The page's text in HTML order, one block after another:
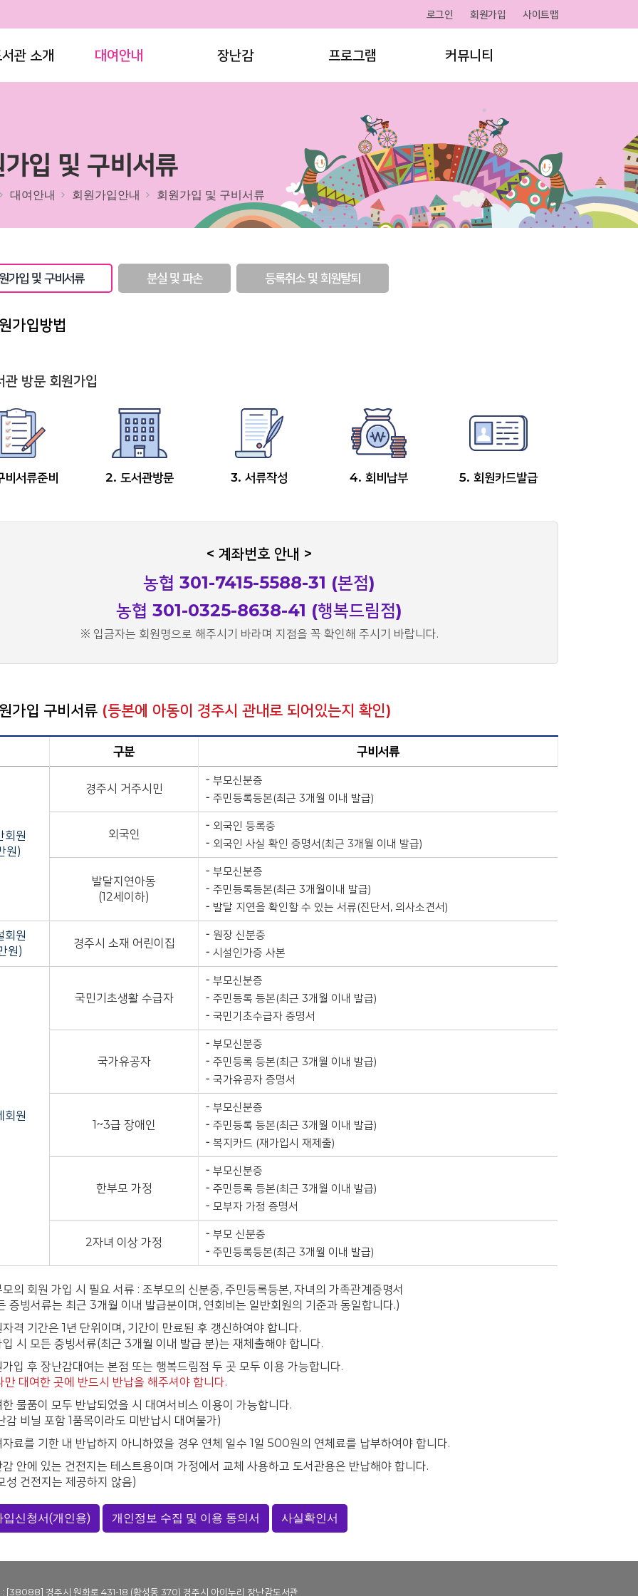
관 소개 대여안내 장난감 프로그램 커뮤니티
로그인 회원가입 사이트맵
입 및 구비서류
대여안내 회원가입안내 회원가입 및 구비서류
가입 및 구비서류 분실 및 파손 등록취소 및 회원탈퇴
가입방법
관 방문 회원가입
비서류준비 2. 도서관방문 3. 서류작성 4. 회비납부 5. 회원카드발급
< 계좌번호 안내 >
농협 301-7415-5588-31 (본점)
농협 301-0325-8638-41 (행복드림점)
※ 입금자는 회원명으로 해주시기 바라며 지점을 꼭 확인해 주시기 바랍니다.
가입 구비서류 (등본에 아동이 경주시 관내로 되어있는지 확인)
구분 구비서류
회원
원)
경주시 거주시민
부모신분증
주민등록등본(최근 3개월 이내 발급)
외국인
외국인 등록증
외국인 사실 확인 증명서(최근 3개월 이내 발급)
발달지연아동
(12세이하)
부모신분증
주민등록등본(최근 3개월이내 발급)
발달 지연을 확인할 수 있는 서류(진단서, 의사소견서)
회원
원)
경주시 소재 어린이집
원장 신분증
시설인가증 사본
회원
국민기초생활 수급자
부모신분증
주민등록 등본(최근 3개월 이내 발급)
국민기초수급자 증명서
국가유공자
부모신분증
주민등록 등본(최근 3개월 이내 발급)
국가유공자 증명서
1~3급 장애인
부모신분증
주민등록 등본(최근 3개월 이내 발급)
복지카드 (재가입시 재제출)
한부모 가정
부모신분증
주민등록 등본(최근 3개월 이내 발급)
모부자 가정 증명서
2자녀 이상 가정
부모 신분증
주민등록등본(최근 3개월 이내 발급)
모의 회원 가입 시 필요 서류 : 조부모의 신분증, 주민등록등본, 자녀의 가족관계증명서
증빙서류는 최근 3개월 이내 발급분이며, 연회비는 일반회원의 기준과 동일합니다.)
격 기간은 1년 단위이며, 기간이 만료된 후 갱신하여야 합니다.
입 시 모든 증빙서류(최근 3개월 이내 발급 분)는 재체출해야 합니다.
가입 후 장난감대여는 본점 또는 행복드림점 두 곳 모두 이용 가능합니다.
대여한 곳에 반드시 반납을 해주셔야 합니다.
한 물품이 모두 반납되었을 시 대여서비스 이용이 가능합니다.
감 비닐 포함 1품목이라도 미반납시 대여불가)
자료를 기한 내 반납하지 아니하였을 경우 연체 일수 1일 500원의 연체료를 납부하여야 합니다.
감 안에 있는 건전지는 테스트용이며 가정에서 교체 사용하고 도서관용은 반납해야 합니다.
성 건전지는 제공하지 않음)
입신청서(개인용) 개인정보 수집 및 이용 동의서 사실확인서
: [38088] 경주시 원화로 431-18 (황성동 370) 경주시 아이누리 장난감도서관